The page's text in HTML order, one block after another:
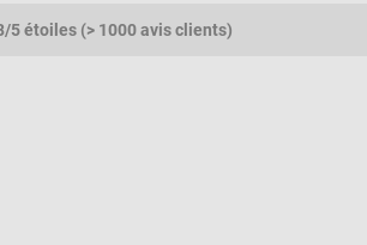
5 étoiles (> 1000 avis clients)